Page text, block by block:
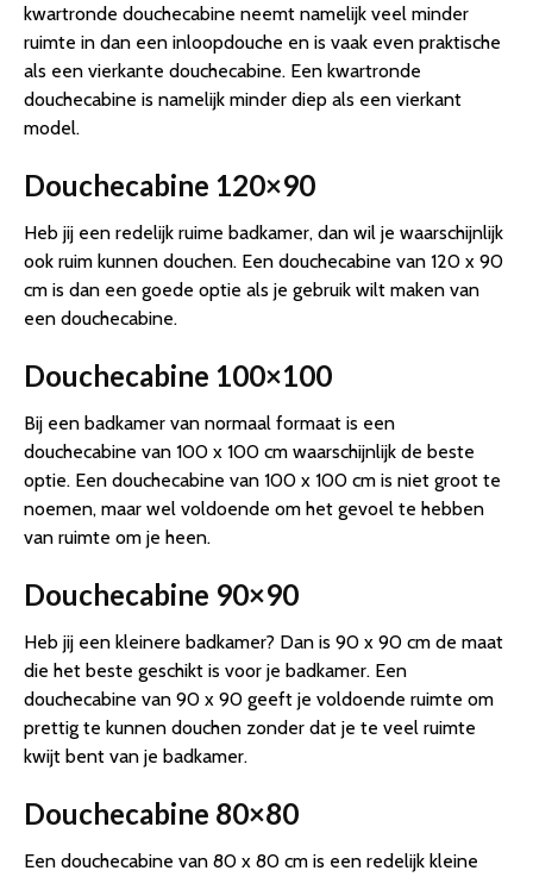
kwartronde douchecabine neemt namelijk veel minder
ruimte in dan een inloopdouche en is vaak even praktische
als een vierkante douchecabine. Een kwartronde
douchecabine is namelijk minder diep als een vierkant
model.
Douchecabine 120×90
Heb jij een redelijk ruime badkamer, dan wil je waarschijnlijk
ook ruim kunnen douchen. Een douchecabine van 120 x 90
cm is dan een goede optie als je gebruik wilt maken van
een douchecabine.
Douchecabine 100×100
Bij een badkamer van normaal formaat is een
douchecabine van 100 x 100 cm waarschijnlijk de beste
optie. Een douchecabine van 100 x 100 cm is niet groot te
noemen, maar wel voldoende om het gevoel te hebben
van ruimte om je heen.
Douchecabine 90×90
Heb jij een kleinere badkamer? Dan is 90 x 90 cm de maat
die het beste geschikt is voor je badkamer. Een
douchecabine van 90 x 90 geeft je voldoende ruimte om
prettig te kunnen douchen zonder dat je te veel ruimte
kwijt bent van je badkamer.
Douchecabine 80×80
Een douchecabine van 80 x 80 cm is een redelijk kleine